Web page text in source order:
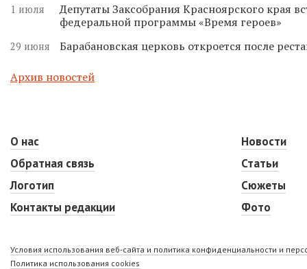
1 июля
Депутаты Заксобрания Красноярского края
федеральной программы «Время героев»
29 июня Барабановская церковь откроется после
Архив новостей
О нас
Обратная связь
Логотип
Контакты редакции
Новости
Статьи
Сюжеты
Фото
Условия использования веб-сайта и политика конфиденциальности и
Политика использования cookies